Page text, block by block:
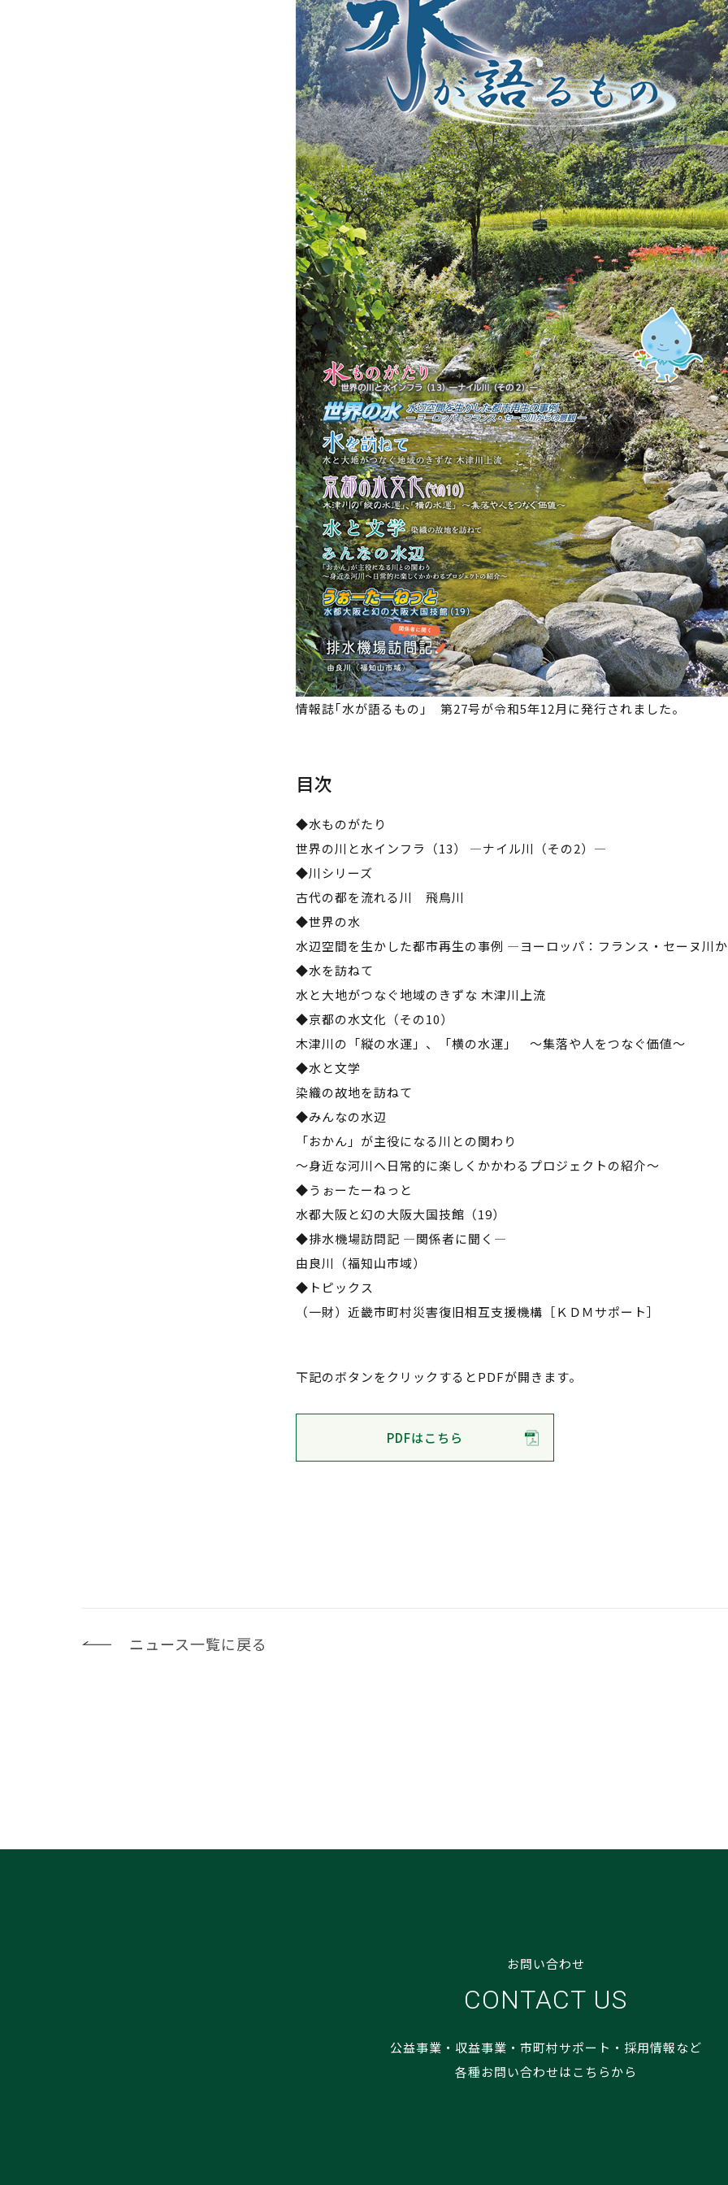
情報誌｢水が語るもの｣ 第27号が令和5年12月に発行されました。
目次
◆水ものがたり
世界の川と水インフラ（13） ―ナイル川（その2）―
◆川シリーズ
古代の都を流れる川 飛鳥川
◆世界の水
水辺空間を生かした都市再生の事例 ―ヨーロッパ：フランス・セーヌ川
◆水を訪ねて
水と大地がつなぐ地域のきずな 木津川上流
◆京都の水文化（その10）
木津川の「縦の水運」、「横の水運」 ～集落や人をつなぐ価値～
◆水と文学
染織の故地を訪ねて
◆みんなの水辺
「おかん」が主役になる川との関わり
～身近な河川へ日常的に楽しくかかわるプロジェクトの紹介～
◆うぉーたーねっと
水都大阪と幻の大阪大国技館（19）
◆排水機場訪問記 ―関係者に聞く―
由良川（福知山市域）
◆トピックス
（一財）近畿市町村災害復旧相互支援機構［ＫＤＭサポート］
下記のボタンをクリックするとPDFが開きます。
PDFはこちら
ニュース一覧に戻る
お問い合わせ
CONTACT US
公益事業・収益事業・市町村サポート・採用情報など
各種お問い合わせはこちらから